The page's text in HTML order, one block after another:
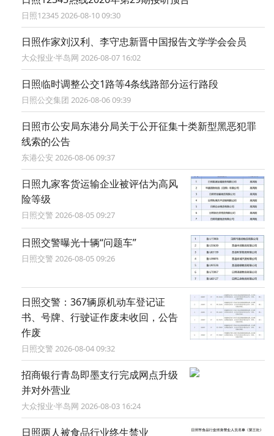
日照12345 2026-08-10 09:30
日照作家刘汉利、李守忠新晋中国报告文学学会会员
大众报业·半岛网 2026-08-07 16:02
日照临时调整公交1路等4条线路部分运行路段
日照公交集团 2026-08-06 09:39
日照市公安局东港分局关于公开征集十类新型黑恶犯罪
线索的公告
东港公安 2026-08-06 09:37
日照九家客货运输企业被评估为高风
险等级
日照交警 2026-08-05 09:27
日照交警曝光十辆“问题车”
日照交警 2026-08-05 09:26
日照交警：367辆原机动车登记证
书、号牌、行驶证作废未收回，公告
作废
日照交警 2026-08-04 09:32
招商银行青岛即墨支行完成网点升级
并对外营业
大众报业·半岛网 2026-08-03 16:24
日照两人被食品行业终生禁业